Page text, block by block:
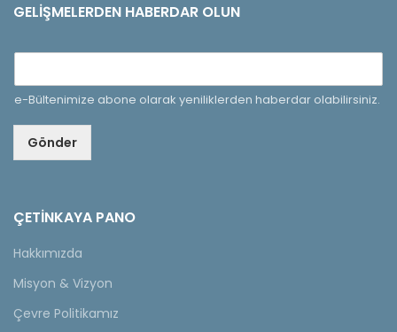
GELIŞMELERDEN HABERDAR OLUN
e-Bültenimize abone olarak yeniliklerden haberdar olabilirsiniz.
Gönder
ÇETINKAYA PANO
Hakkımızda
Misyon & Vizyon
Çevre Politikamız